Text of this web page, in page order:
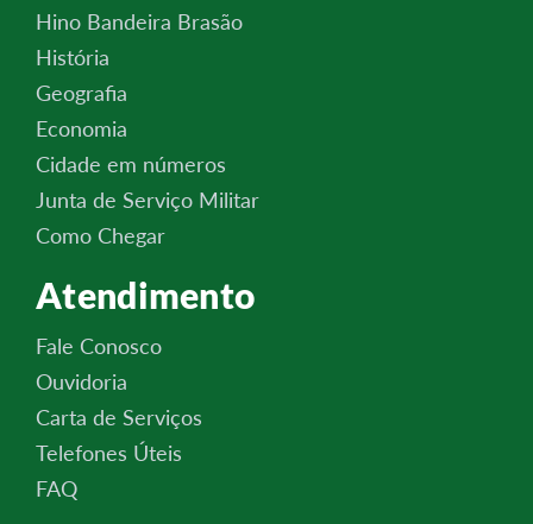
Hino Bandeira Brasão
História
Geografia
Economia
Cidade em números
Junta de Serviço Militar
Como Chegar
Atendimento
Fale Conosco
Ouvidoria
Carta de Serviços
Telefones Úteis
FAQ